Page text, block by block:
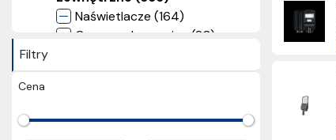
Naświetlacze (164)
Oprawy elewacyjne (80)
Oprawy uliczne (43)
Filtry
Cena